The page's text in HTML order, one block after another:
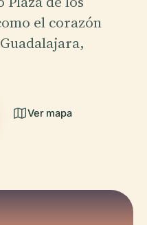
el corazón
Ver mapa